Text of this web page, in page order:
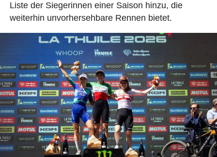
Liste der Siegerinnen einer Saison hinzu, die
weiterhin unvorhersehbare Rennen bietet.